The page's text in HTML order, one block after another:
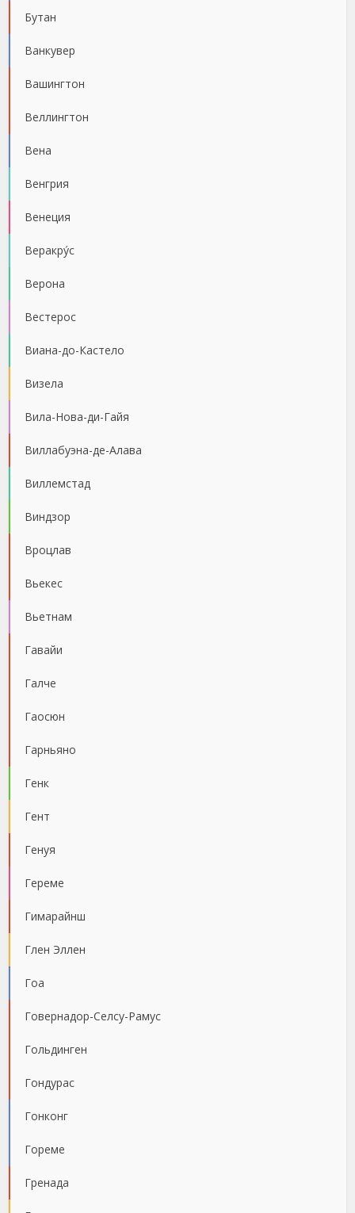
Бутан
Ванкувер
Вашингтон
Веллингтон
Вена
Венгрия
Венеция
Веракру́с
Верона
Вестерос
Виана-до-Кастело
Визела
Вила-Нова-ди-Гайя
Виллабуэна-де-Алава
Виллемстад
Виндзор
Вроцлав
Вьекес
Вьетнам
Гавайи
Галче
Гаосюн
Гарньяно
Генк
Гент
Генуя
Гереме
Гимарайнш
Глен Эллен
Гоа
Говернадор-Селсу-Рамус
Гольдинген
Гондурас
Гонконг
Гореме
Гренада